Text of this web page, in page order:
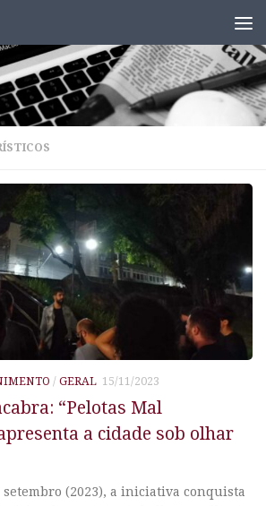
/ GERAL 15/11/2023
“Pelotas Mal
a cidade sob olhar
(2023), a iniciativa conquista